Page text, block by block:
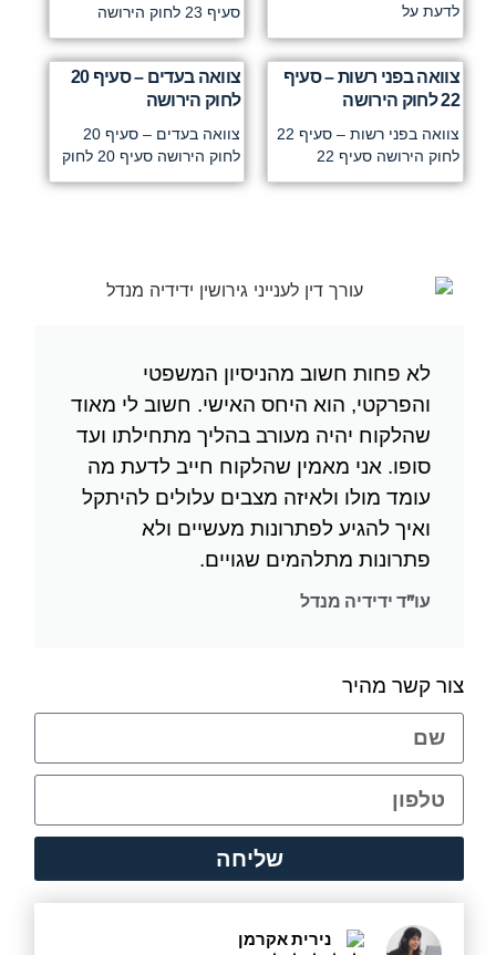
לדעת על
סעיף 23 לחוק הירושה
צוואה בפני רשות – סעיף
22 לחוק הירושה
צוואה בפני רשות – סעיף 22
לחוק הירושה סעיף 22
צוואה בעדים – סעיף 20
לחוק הירושה
צוואה בעדים – סעיף 20
לחוק הירושה סעיף 20 לחוק
לא פחות חשוב מהניסיון המשפטי
והפרקטי, הוא היחס האישי. חשוב לי מאוד
שהלקוח יהיה מעורב בהליך מתחילתו ועד
סופו. אני מאמין שהלקוח חייב לדעת מה
עומד מולו ולאיזה מצבים עלולים להיתקל
ואיך להגיע לפתרונות מעשיים ולא
פתרונות מתלהמים שגויים.
עו"ד ידידיה מנדל
צור קשר מהיר
שליחה
נירית אקרמן